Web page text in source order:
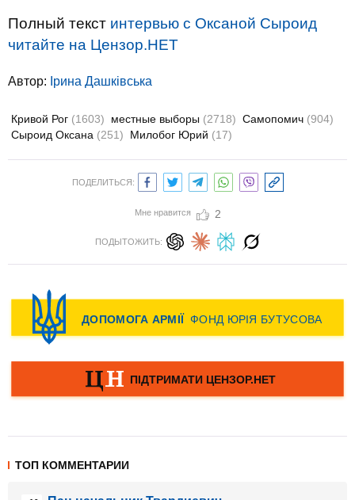
Полный текст интервью с Оксаной Сыроид
читайте на Цензор.НЕТ
Автор: Ірина Дашківська
Кривой Рог (1603) местные выборы (2718) Самопомич (904)
Сыроид Оксана (251) Милобог Юрий (17)
ПОДЕЛИТЬСЯ:
Мне нравится 2
ПОДЫТОЖИТЬ:
ТОП КОММЕНТАРИИ